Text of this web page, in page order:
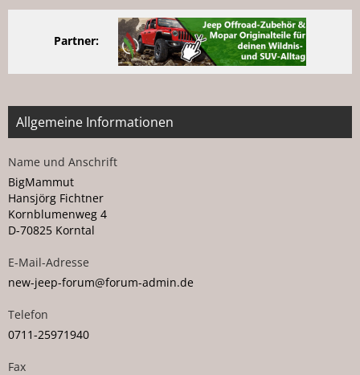
Partner:
Allgemeine Informationen
Name und Anschrift
BigMammut
Hansjörg Fichtner
Kornblumenweg 4
D-70825 Korntal
E-Mail-Adresse
new-jeep-forum@forum-admin.de
Telefon
0711-25971940
Fax